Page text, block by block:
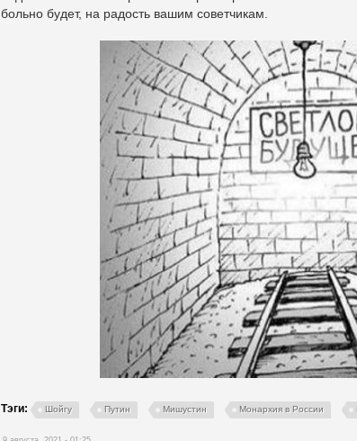
больно будет, на радость вашим советчикам.
Тэги: Шойгу Путин Мишустин Монархия в России